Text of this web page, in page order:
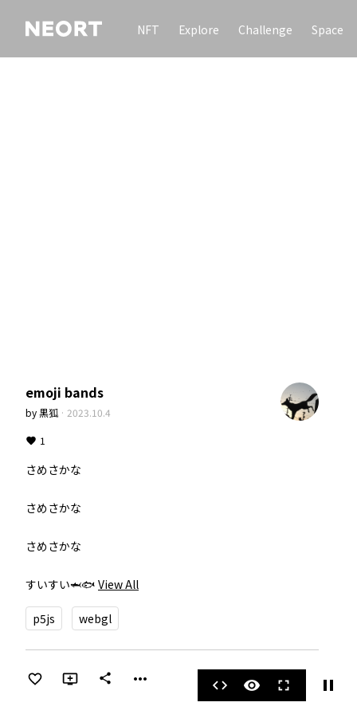
NFT Explore Challenge Space
emoji bands
by黒狐 · 2023.10.4
1
さめさかな
さめさかな
さめさかな
すいすい🦈🐟 View All
p5js webgl
share more_horiz code visibility fullscreen pause